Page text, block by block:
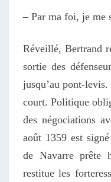
– Par ma foi, je me
Réveillé, Bertrand
sortie des
jusqu’au pont-
court. Politique
des négociations
août 1359 est
de Navarre prête
restitue les